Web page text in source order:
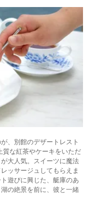
、別館のデザートレスト
質な紅茶やケーキをいただ
大人気。スイーツに魔法
ッサージュしてもらえま
遊びに興じた、艇庫のあ
の絶景を前に、彼と一緒